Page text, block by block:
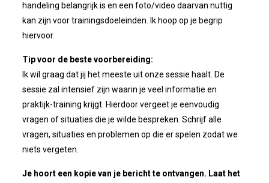
handeling belangrijk is en een foto/video daarvan nuttig
kan zijn voor trainingsdoeleinden. Ik hoop op je begrip
hiervoor.
Tip voor de beste voorbereiding:
Ik wil graag dat jij het meeste uit onze sessie haalt. De
sessie zal intensief zijn waarin je veel informatie en
praktijk-training krijgt. Hierdoor vergeet je eenvoudig
vragen of situaties die je wilde bespreken. Schrijf alle
vragen, situaties en problemen op die er spelen zodat we
niets vergeten.
Je hoort een kopie van je bericht te ontvangen. Laat het